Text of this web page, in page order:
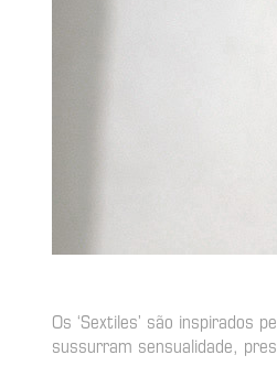
Os ‘Sextiles’ são inspirados
sussurram sensualidade,